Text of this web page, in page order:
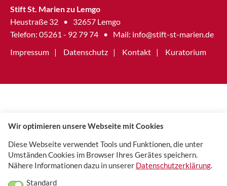
Stift St. Marien zu Lemgo
Heustraße 32
•
32657 Lemgo
Telefon: 05261 - 92 79 74
• Mail: info@stift-st-marien.de
Impressum
Datenschutz Kontakt Kuratorium
Wir optimieren unsere Webseite mit Cookies
Diese Webseite verwendet Tools und Funktionen, die unter
Umständen Cookies im Browser Ihres Gerätes speichern.
Nähere Informationen dazu in unserer Datenschutzerklärung.
Standard